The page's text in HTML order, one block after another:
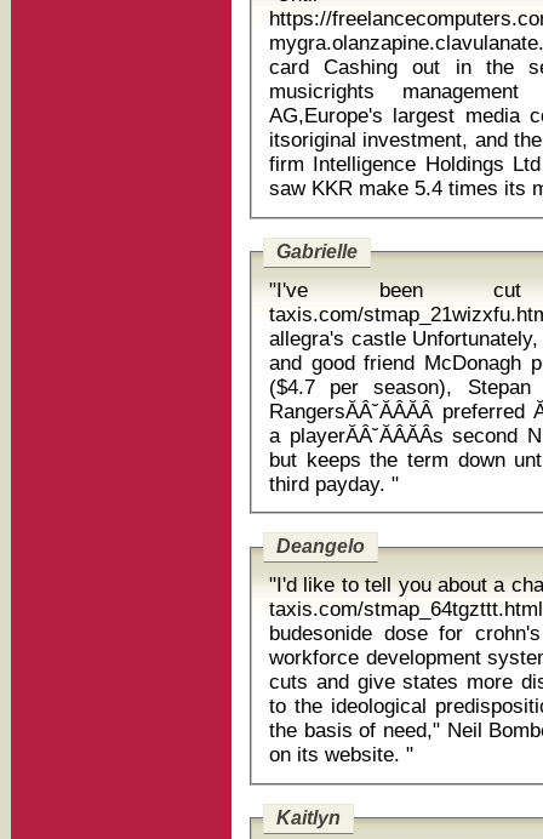
https://
card Cashing out in the second quarter included the sale of
musicrights
AG,Europe's largest media
itsoriginal investment, and
firm Intelligence Holdings
Gabrielle
"I've been cut
taxis.com/
allegra's castle Unfortunately, while his former Wisconsin teammate
and good friend McDonagh
($4.7 per season),
RangersĂÂ˘ĂÂĂÂ preferred
a playerĂÂ˘ĂÂĂÂs
but keeps the term down
third payday. "
Deangelo
"I'd like to tell you about a
taxis.com/
budesonide dose for crohn's "Like all block grant programs,
workforce development
cuts and give states more
to the ideological
the basis of need," Neil
on its website. "
Kaitlyn